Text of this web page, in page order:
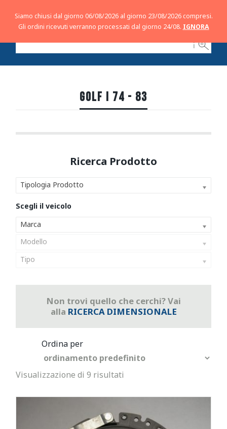
ℹ
GOLF I 74 - 83
Tipologia Prodotto
Marca
Modello
Tipo
Non trovi quello che cerchi? Vai
alla RICERCA DIMENSIONALE
Visualizzazione di 9 risultati
Siamo chiusi dal giorno 06/08/2026 al giorno 23/08/2026 compresi.
Gli ordini ricevuti verranno processati dal giorno 24/08. IGNORA